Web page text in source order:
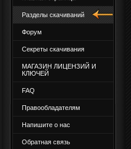
Разделы скачиваний
Форум
Секреты скачивания
МАГАЗИН ЛИЦЕНЗИЙ И
КЛЮЧЕЙ
FAQ
Правообладателям
Напишите о нас
Обратная связь